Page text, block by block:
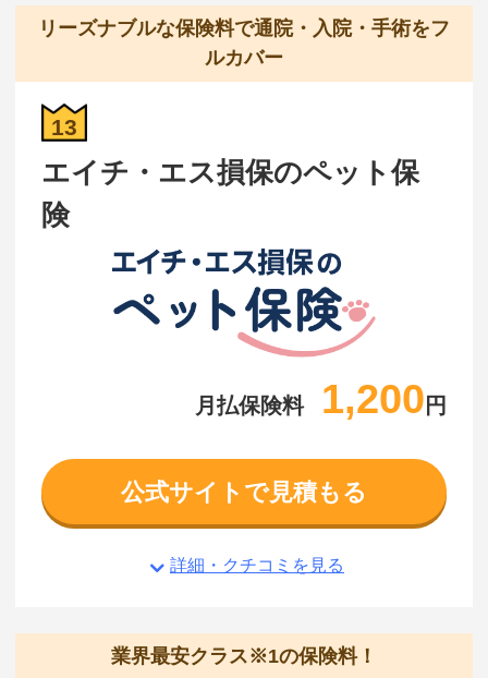
リーズナブルな保険料で通院・入院・手術をフ
ルカバー
13
エイチ・エス損保のペット保
険
月払保険料 1,200 円
公式サイトで見積もる
詳細・クチコミを見る
業界最安クラス※1の保険料！